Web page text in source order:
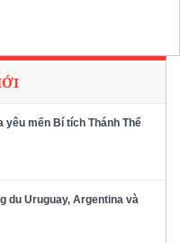
yêu mến Bí tích Thánh Thể
du Uruguay, Argentina và